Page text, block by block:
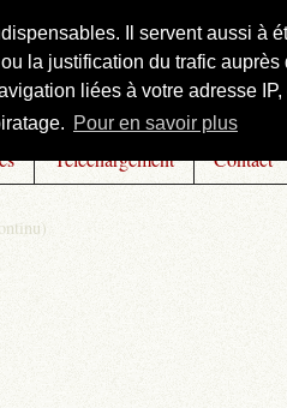
Il servent aussi à
la justification du trafic
liées à votre adresse
Pour en savoir plus
Téléchargement Contact